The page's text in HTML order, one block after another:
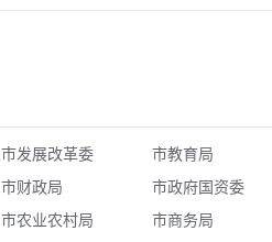
市发展改革委
市教育局
市财政局
市政府国资委
市农业农村局
市商务局